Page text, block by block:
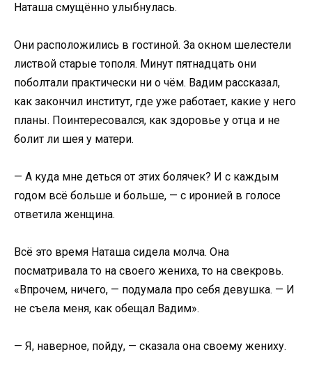
Наташа смущённо улыбнулась.
Они расположились в гостиной. За окном шелестели
листвой старые тополя. Минут пятнадцать они
поболтали практически ни о чём. Вадим рассказал,
как закончил институт, где уже работает, какие у него
планы. Поинтересовался, как здоровье у отца и не
болит ли шея у матери.
— А куда мне деться от этих болячек? И с каждым
годом всё больше и больше, — с иронией в голосе
ответила женщина.
Всё это время Наташа сидела молча. Она
посматривала то на своего жениха, то на свекровь.
«Впрочем, ничего, — подумала про себя девушка. — И
не съела меня, как обещал Вадим».
— Я, наверное, пойду, — сказала она своему жениху.